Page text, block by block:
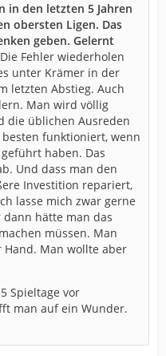
in den letzten 5 Jahren
obersten Ligen. Das
geben. Gelernt
Die Fehler wiederholen
unter Krämer in der
letzten Abstieg. Auch
Man wird völlig
die üblichen Ausreden
funktioniert, wenn
haben. Das
Und dass man den
Investition repariert,
lasse mich zwar gerne
dann hätte man das
müssen. Man
Man wollte aber
Spieltage vor
man auf ein Wunder.